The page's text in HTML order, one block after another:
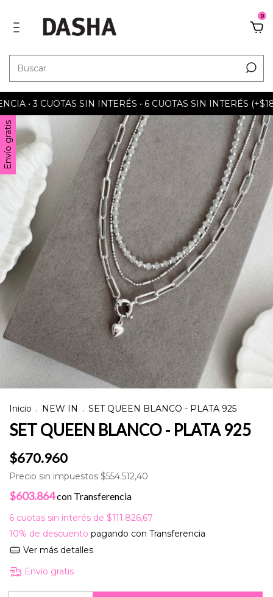
0
• 3 CUOTAS SIN INTERÉS • 6 CUOTAS SIN INTERÉS
Envío gratis
Inicio . NEW IN . SET QUEEN BLANCO - PLATA 925
SET QUEEN BLANCO - PLATA 925
$670.960
Precio sin impuestos $554.512,40
$603.864con Transferencia
6 cuotas sin interés de $111.826,67
10% de descuento pagando con Transferencia
Ver más detalles
Envío gratis